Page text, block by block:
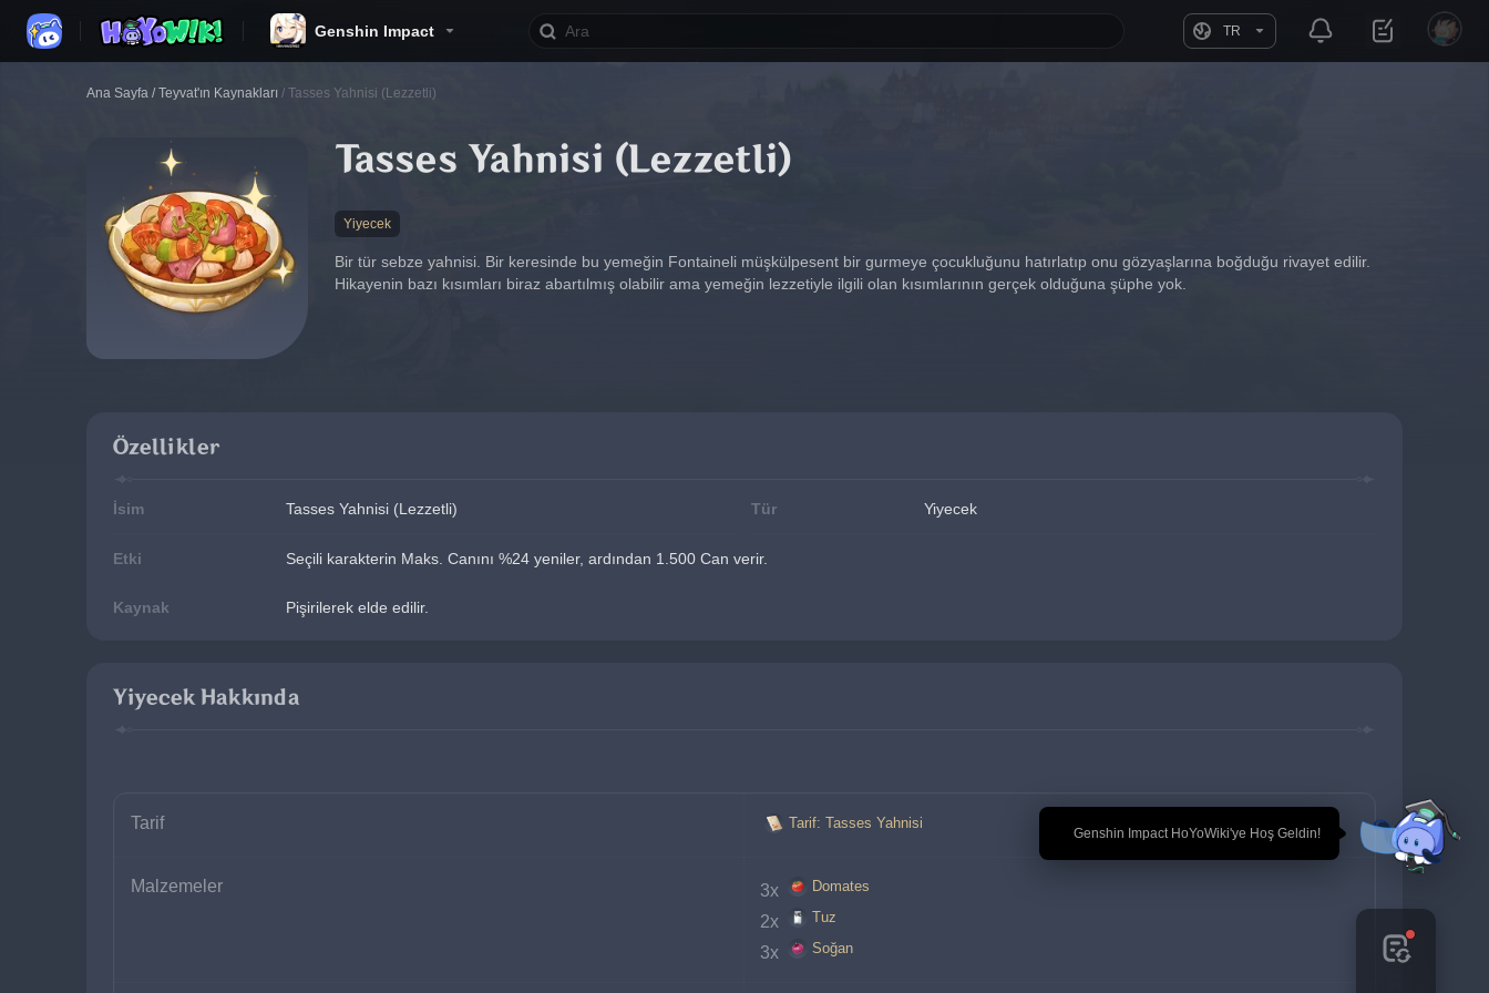
Genshin Impact TR
🎉 Genshin Impact HoYoWiki'ye Hoş Geldin!
Ana Sayfa / Teyvat'ın Kaynakları / Tasses Yahnisi (Lezzetli)
Tasses Yahnisi (Lezzetli)
Yiyecek
Bir tür sebze yahnisi. Bir keresinde bu yemeğin Fontaineli müşkülpesent bir gurmeye çocukluğunu hatırlatıp onu gözyaşlarına boğduğu rivayet edilir.
Hikayenin bazı kısımları biraz abartılmış olabilir ama yemeğin lezzetiyle ilgili olan kısımlarının gerçek olduğuna şüphe yok.
Özellikler
İsim Tasses Yahnisi (Lezzetli) Tür Yiyecek
Etki Seçili karakterin Maks. Canını %24 yeniler, ardından 1.500 Can verir.
Kaynak Pişirilerek elde edilir.
Yiyecek Hakkında
Tarif Tarif: Tasses Yahnisi
Malzemeler 3x Domates
2x Tuz
3x Soğan